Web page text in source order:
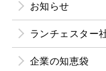
お知らせ
ランチェスター
企業の知恵袋